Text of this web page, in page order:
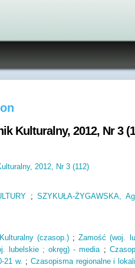
Kulturalny, 2012, Nr 3
2012, Nr 3 (112)
;SZYKUŁA-ŻYGAWSKA,
(czasop.);Zamość (woj.
lubelskie ; okręg) - media;
21 w. ; Czasopisma regionalne i